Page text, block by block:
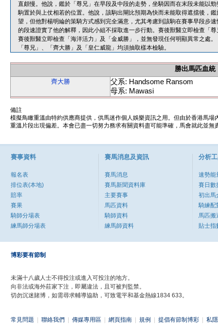
直頗慢。他說，鑑於「尊兄」在早段及中段的走勢，坐騎因而在末段未能以
駒置於與上仗相若的位置。他說，該駒出閘比預期為快而未能取得遮擋後，
望，但他對楊明綸的策騎方式感到完全滿意，尤其考慮到該駒在賽事早段步
的段速證實了他的解釋，因此小組不採取進一步行動。賽後獸醫立即檢查「
賽後獸醫立即檢查「海洋活力」及「金威勝」，並無發現任何明顯異常之處。
「尊兄」、「齊大勝」及「皇仁威龍」均須抽取樣本檢驗。
勝出馬匹血統
齊大勝
父系: Handsome Ransom
母系: Mawasi
備註
模擬鳥瞰重溫由特約供應商提供，供馬迷作個人娛樂資訊之用。但由於香港馬
重溫片段出現偏差。本會已盡一切努力務求有關資料盡可能準確，馬會就此並
賽事資料
報名表
排位表(本地)
賠率
賽果
騎師分場表
練馬師分場表
賽馬消息及資訊
賽馬消息
賽馬新聞資料庫
主要賽事
馬匹資料
騎師資料
練馬師資料
分析
速勢能
賽日數
初出馬
騎練配
馬匹搬
貼士指
博彩要有節制
未滿十八歲人士不得投注或進入可投注的地方。
向非法或海外莊家下注，即屬違法，且可被判監禁。
切勿沉迷賭博，如需尋求輔導協助，可致電平和基金熱線1834 633。
常見問題 聯絡我們 傳媒專用區 網頁指南 規例 提倡有節制博彩 私